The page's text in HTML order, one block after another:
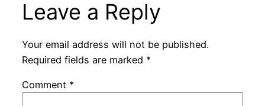
Leave a Reply
Your email address will not be published.
Required fields are marked *
Comment *